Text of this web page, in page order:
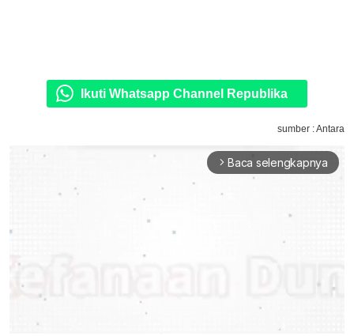
Ikuti Whatsapp Channel Republika
sumber : Antara
arrow_forward_ios Baca selengkapnya